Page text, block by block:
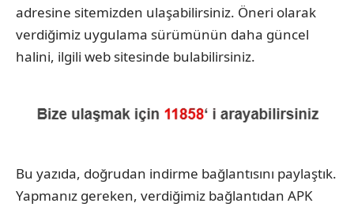
adresine sitemizden ulaşabilirsiniz. Öneri olarak
verdiğimiz uygulama sürümünün daha güncel
halini, ilgili web sitesinde bulabilirsiniz.
Bu yazıda, doğrudan indirme bağlantısını paylaştık.
Yapmanız gereken, verdiğimiz bağlantıdan APK